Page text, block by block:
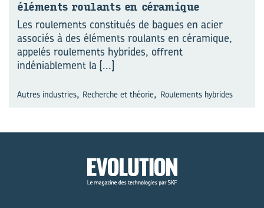
élé­ments rou­lants en cé­ra­mique
Les roulements constitués de bagues en acier
associés à des éléments roulants en céramique,
appelés roulements hybrides, offrent
indéniablement la [...]
Autres industries, Recherche et théorie, Roulements hybrides